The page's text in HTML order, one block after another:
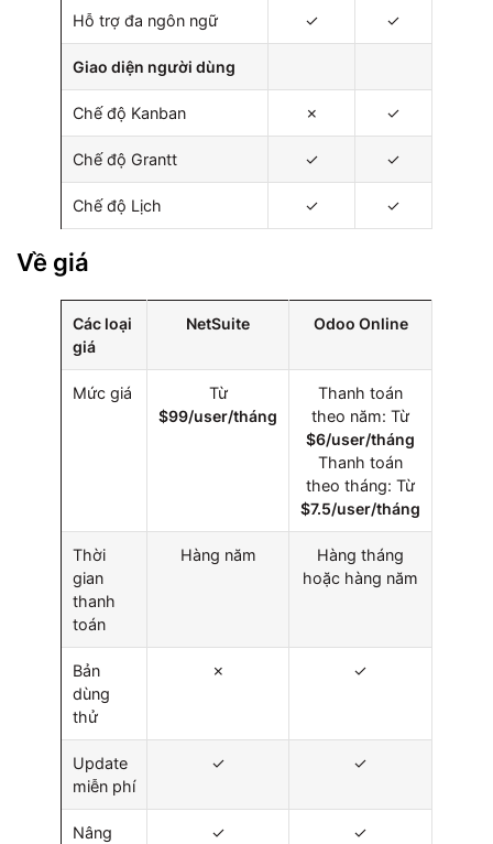
Hỗ trợ đa ngôn ngữ ✓ ✓
Giao diện người dùng
Chế độ Kanban ✗ ✓
Chế độ Grantt ✓ ✓
Chế độ Lịch ✓ ✓
Về giá
Các loại
giá
NetSuite Odoo Online
Mức giá
Từ
$99/user/tháng
Thanh toán
theo năm: Từ
$6/user/tháng
Thanh toán
theo tháng: Từ
$7.5/user/tháng
Thời
gian
thanh
toán
Hàng năm
Hàng tháng
hoặc hàng năm
Bản
dùng
thử
✗ ✓
Update
miễn phí
✓ ✓
Nâng
✓ ✓